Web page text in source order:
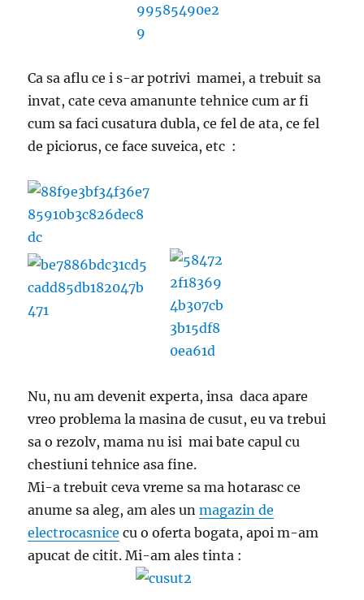
Ca sa aflu ce i s-ar potrivi mamei, a trebuit sa
invat, cate ceva amanunte tehnice cum ar fi
cum sa faci cusatura dubla, ce fel de ata, ce fel
de piciorus, ce face suveica, etc :
Nu, nu am devenit experta, insa daca apare
vreo problema la masina de cusut, eu va trebui
sa o rezolv, mama nu isi mai bate capul cu
chestiuni tehnice asa fine.
Mi-a trebuit ceva vreme sa ma hotarasc ce
anume sa aleg, am ales unmagazin de
electrocasnice cu o oferta bogata, apoi m-am
apucat de citit. Mi-am ales tinta :